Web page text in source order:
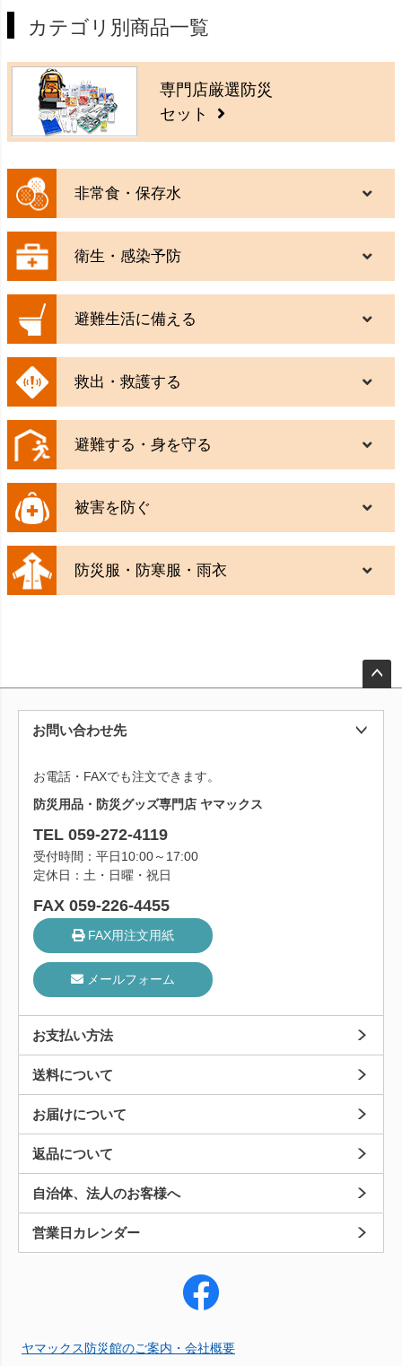
カテゴリ別商品一覧
専門店厳選防災
セット
非常食・保存水
衛生・感染予防
避難生活に備える
救出・救護する
避難する・身を守る
被害を防ぐ
防災服・防寒服・雨衣
ジト
ップ
お問い合わせ先
お電話・FAXでも注文できます。
防災用品・防災グッズ専門店 ヤマックス
TEL 059-272-4119
受付時間：平日10:00～17:00
定休日：土・日曜・祝日
FAX 059-226-4455
FAX用注文用紙
メールフォーム
お支払い方法
送料について
お届けについて
返品について
自治体、法人のお客様へ
営業日カレンダー
ヤマックス防災館のご案内・会社概要